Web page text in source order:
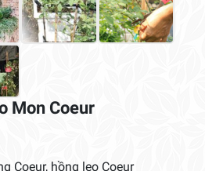
Mon Coeur
Coeur, hồng leo Coeur